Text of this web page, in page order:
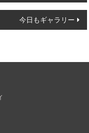
今日もギャラリー